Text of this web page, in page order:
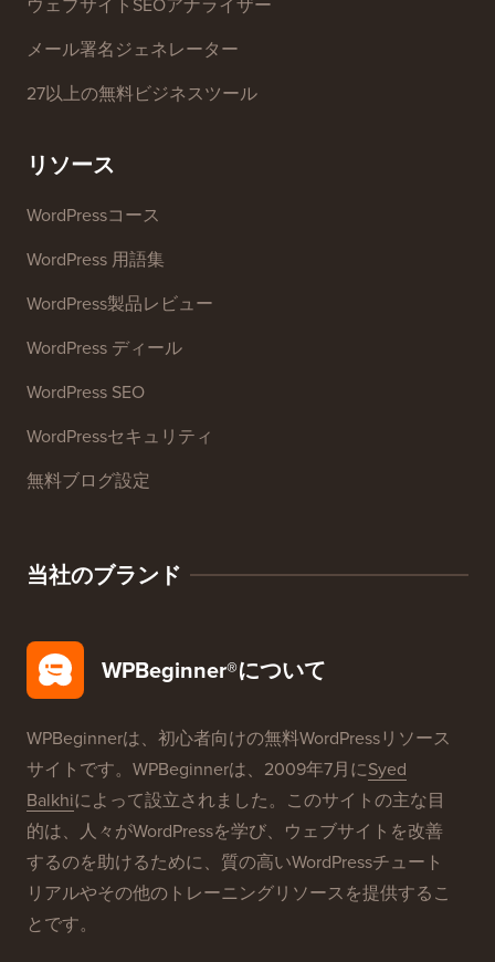
メール署名ジェネレーター
27以上の無料ビジネスツール
リソース
WordPressコース
WordPress 用語集
WordPress製品レビュー
WordPress ディール
WordPress SEO
WordPressセキュリティ
無料ブログ設定
当社のブランド
WPBeginner®について
WPBeginnerは、初心者向けの無料WordPressリソース
サイトです。WPBeginnerは、2009年7月にSyed
Balkhiによって設立されました。このサイトの主な目
的は、人々がWordPressを学び、ウェブサイトを改善
するのを助けるために、質の高いWordPressチュート
リアルやその他のトレーニングリソースを提供するこ
とです。